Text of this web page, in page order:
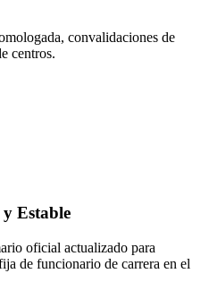
convalidaciones de
centros.
Estable
oficial actualizado para
de funcionario de carrera en el